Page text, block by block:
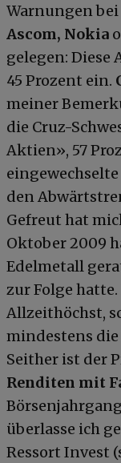
Warnungen bei
Ascom, Nokia
gelegen: Diese
45 Prozent ein.
meiner
die Cruz-
Aktien», 57
eingewechselte
den
Gefreut hat
Oktober 2009
Edelmetall
zur Folge
Allzeithöchst,
mindestens
Seither ist der
Renditen mit
überlasse ich
Ressort Invest